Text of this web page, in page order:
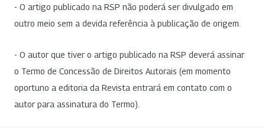
- O artigo publicado na RSP não poderá ser divulgado em
outro meio sem a devida referência à publicação de origem.
- O autor que tiver o artigo publicado na RSP deverá assinar
o Termo de Concessão de Direitos Autorais (em momento
oportuno a editoria da Revista entrará em contato com o
autor para assinatura do Termo).